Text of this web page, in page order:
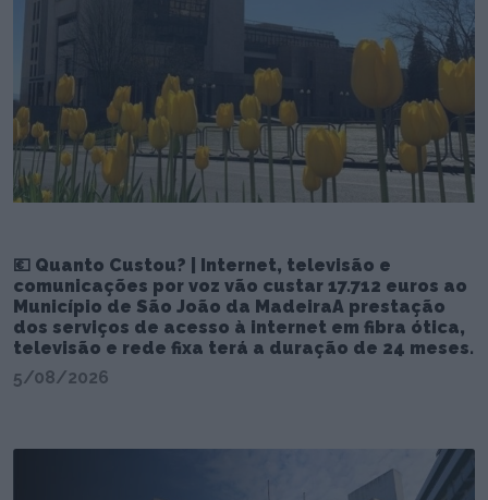
💶 Quanto Custou? | Internet, televisão e
comunicações por voz vão custar 17.712 euros ao
Município de São João da MadeiraA prestação
dos serviços de acesso à internet em fibra ótica,
televisão e rede fixa terá a duração de 24 meses.
5/08/2026